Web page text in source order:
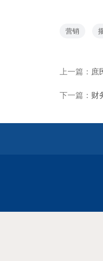
营销
上一篇： 庶
下一篇： 财